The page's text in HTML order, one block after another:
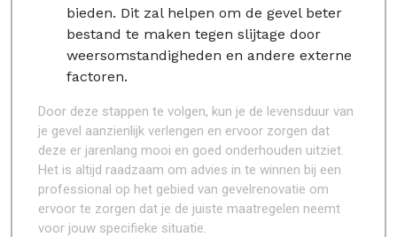
bieden. Dit zal helpen om de gevel beter
bestand te maken tegen slijtage door
weersomstandigheden en andere externe
factoren.
Door deze stappen te volgen, kun je de levensduur van
je gevel aanzienlijk verlengen en ervoor zorgen dat
deze er jarenlang mooi en goed onderhouden uitziet.
Het is altijd raadzaam om advies in te winnen bij een
professional op het gebied van gevelrenovatie om
ervoor te zorgen dat je de juiste maatregelen neemt
voor jouw specifieke situatie.